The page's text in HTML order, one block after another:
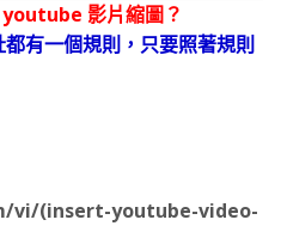
影片縮圖？
有一個規則，只要照著規則
vi/(insert-youtube-video-